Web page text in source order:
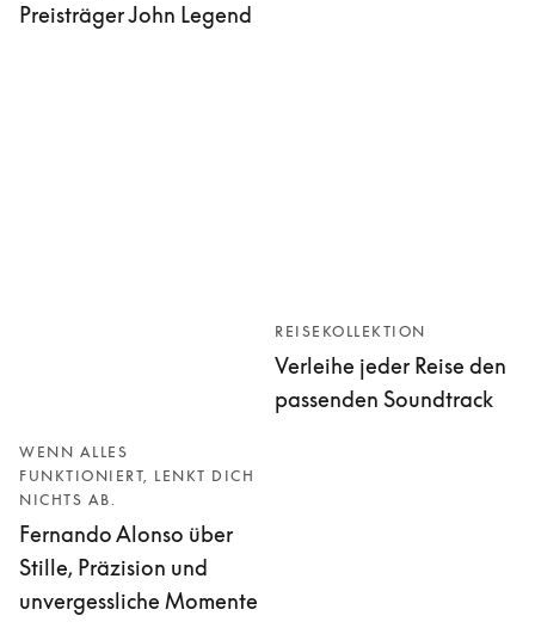
Preisträger John Legend
WENN ALLES
FUNKTIONIERT, LENKT DICH
NICHTS AB.
Fernando Alonso über
Stille, Präzision und
unvergessliche Momente
REISEKOLLEKTION
Verleihe jeder Reise den
passenden Soundtrack